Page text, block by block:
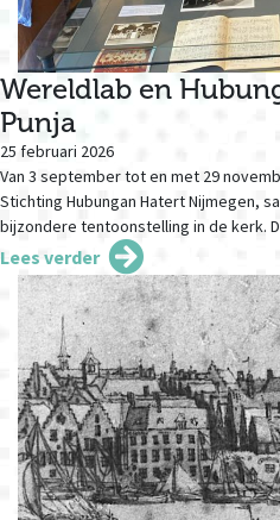
Wereldlab en
Punja
25 februari 2026
Van 3 september tot en met 29
Stichting Hubungan Hatert Nijmegen,
bijzondere tentoonstelling in de kerk.
Lees verder